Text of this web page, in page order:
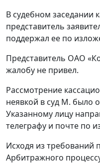
В судебном заседании
представитель
поддержал ее по
Представитель ОАО
жалобу не привел.
Рассмотрение
неявкой в суд М. было
Указанному лицу
телеграфу и почте по
Исходя из требований
Арбитражного